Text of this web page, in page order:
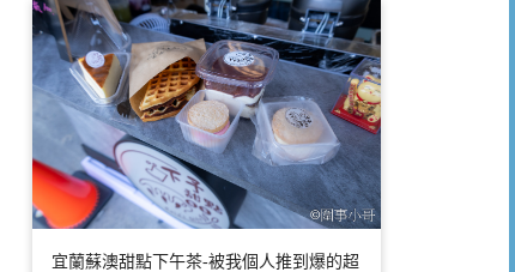
宜蘭蘇澳甜點下午茶-被我個人推到爆的超